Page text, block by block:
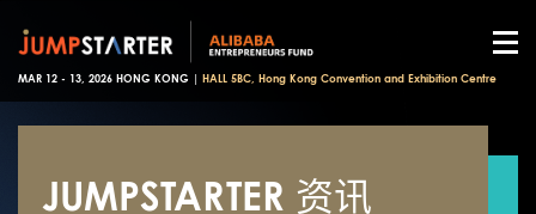
MAR 12 - 13, 2026 HONG KONG | HALL 5BC, Hong Kong Convention and Exhibition Centre
JUMPSTARTER 资讯